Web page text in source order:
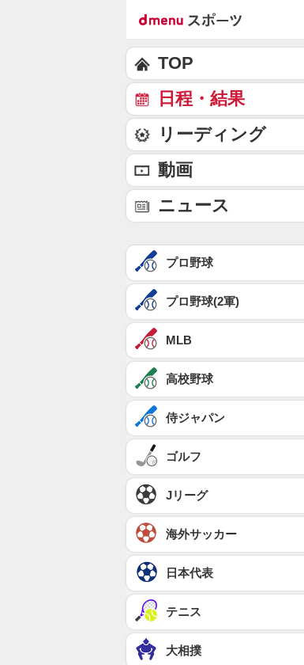
TOP
日程・結果
リーディング
動画
ニュース
プロ野球
プロ野球(2軍)
MLB
高校野球
侍ジャパン
ゴルフ
Jリーグ
海外サッカー
日本代表
テニス
大相撲